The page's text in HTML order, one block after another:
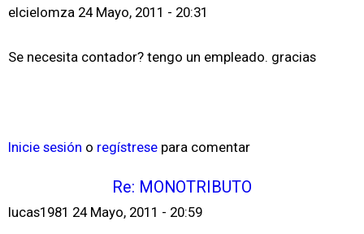
elcielomza 24 Mayo, 2011 - 20:31
Se necesita contador? tengo un empleado. gracias
Inicie sesión o regístrese para comentar
Re: MONOTRIBUTO
lucas1981 24 Mayo, 2011 - 20:59